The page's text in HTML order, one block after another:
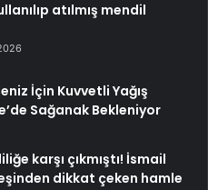
atılmış mendil
İçin Kuvvetli Yağış
Sağanak Bekleniyor
karşı çıkmıştı! İsmail
dikkat çeken hamle